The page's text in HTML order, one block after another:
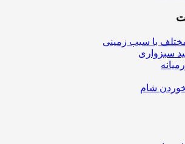
سبزواری
شام